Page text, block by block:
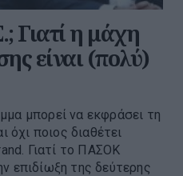
η μάχη
είναι (πολύ)
μπορεί να εκφράσει τη
όχι ποιος διαθέτει
Γιατί το ΠΑΣΟΚ
επιδίωξη της δεύτερης